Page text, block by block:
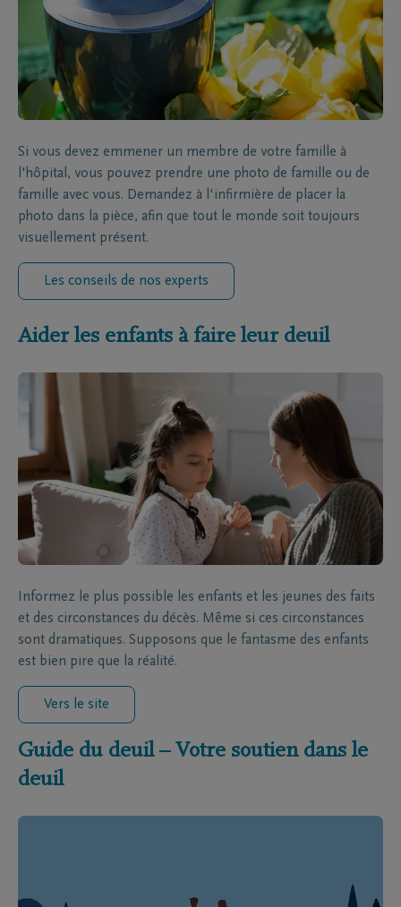
Si vous devez emmener un membre de votre famille à
l'hôpital, vous pouvez prendre une photo de famille ou de
famille avec vous. Demandez à l'infirmière de placer la
photo dans la pièce, afin que tout le monde soit toujours
visuellement présent.
Les conseils de nos experts
Aider les enfants à faire leur deuil
Informez le plus possible les enfants et les jeunes des faits
et des circonstances du décès. Même si ces circonstances
sont dramatiques. Supposons que le fantasme des enfants
est bien pire que la réalité.
Vers le site
Guide du deuil – Votre soutien dans le
deuil